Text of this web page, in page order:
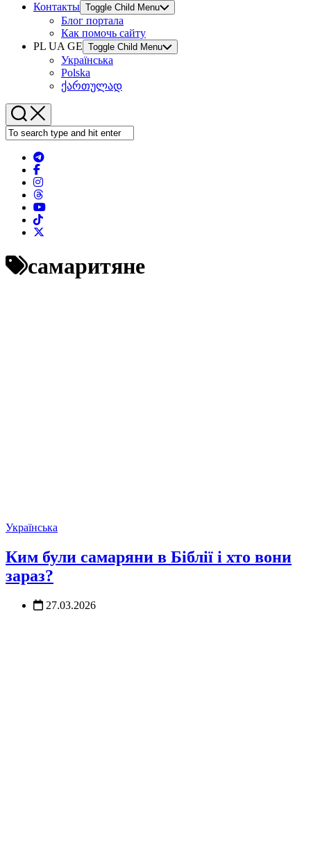
Контакты Toggle Child Menu
Блог портала
Как помочь сайту
PL UA GE Toggle Child Menu
Українська
Polska
ქართულად
самаритяне
Українська
Ким були самаряни в Біблії і хто вони
зараз?
27.03.2026